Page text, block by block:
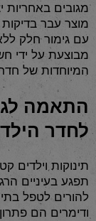
מגובים
מוצר עבר
עם גימור חלק
מבוצעת על ידי
המיוחדות של
התאמה
לחדר
תינוקות וילדים
תפגע בעיניים
להורים לטפל
ודימרים הם